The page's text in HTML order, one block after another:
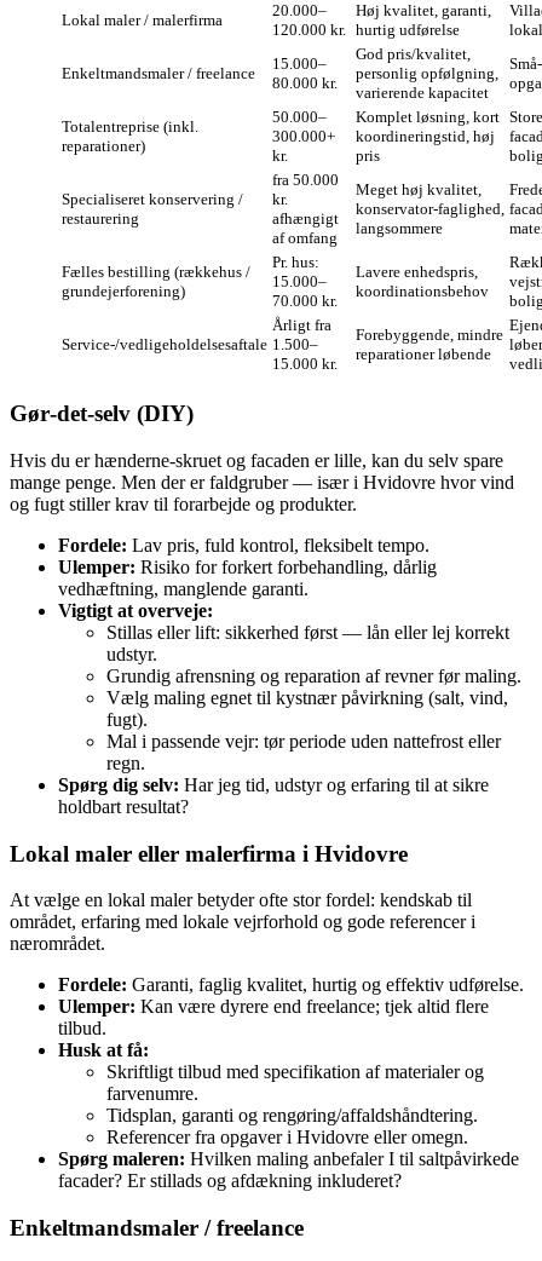
Lokal maler / malerfirma
20.000–
120.000 kr.
Høj kvalitet, garanti,
hurtig udførelse
Enkeltmandsmaler / freelance
15.000–
80.000 kr.
God pris/kvalitet,
personlig opfølgning,
varierende kapacitet
Totalentreprise (inkl.
reparationer)
50.000–
300.000+
kr.
Komplet løsning, kort
koordineringstid, høj
pris
Specialiseret konservering /
restaurering
fra 50.000
kr.
afhængigt
af omfang
Meget høj kvalitet,
konservator‑faglighed,
langsommere
Fælles bestilling (rækkehus /
grundejerforening)
Pr. hus:
15.000–
70.000 kr.
Lavere enhedspris,
koordinationsbehov
Service‑/vedligeholdelsesaftale
Årligt fra
1.500–
15.000 kr.
Forebyggende, mindre
reparationer løbende
Gør‑det‑selv (DIY)
Hvis du er hænderne‑skruet og facaden er lille, kan du selv spare
mange penge. Men der er faldgruber — især i Hvidovre hvor vind
og fugt stiller krav til forarbejde og produkter.
Fordele: Lav pris, fuld kontrol, fleksibelt tempo.
Ulemper: Risiko for forkert forbehandling, dårlig
vedhæftning, manglende garanti.
Vigtigt at overveje:
Stillas eller lift: sikkerhed først — lån eller lej korrekt
udstyr.
Grundig afrensning og reparation af revner før maling.
Vælg maling egnet til kystnær påvirkning (salt, vind,
fugt).
Mal i passende vejr: tør periode uden nattefrost eller
regn.
Spørg dig selv: Har jeg tid, udstyr og erfaring til at sikre
holdbart resultat?
Lokal maler eller malerfirma i Hvidovre
At vælge en lokal maler betyder ofte stor fordel: kendskab til
området, erfaring med lokale vejrforhold og gode referencer i
nærområdet.
Fordele: Garanti, faglig kvalitet, hurtig og effektiv udførelse.
Ulemper: Kan være dyrere end freelance; tjek altid flere
tilbud.
Husk at få:
Skriftligt tilbud med specifikation af materialer og
farve­numre.
Tidsplan, garanti og rengøring/affaldshåndtering.
Referencer fra opgaver i Hvidovre eller omegn.
Spørg maleren: Hvilken maling anbefaler I til saltpåvirkede
facader? Er stillads og afdækning inkluderet?
Enkeltmandsmaler / freelance